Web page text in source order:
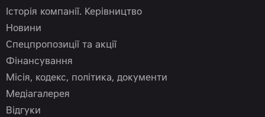
Історія компанії. Керівництво
Новини
Спецпропозиції та акції
Фінансування
Місія, кодекс, політика, документи
Медіагалерея
Відгуки